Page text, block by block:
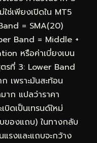
ช่เพียงเปิดใน MT5
= SMA(20)
Band = Middle +
หรือค่าเบี่ยงเบน
รที่ 3: Lower Band
เพราะมันสะท้อน
าก แปลว่าราคา
บิดเป็นเทรนด์ใหม่
ของแถบ) ในทางกลับ
รงและแถบจะกว้าง